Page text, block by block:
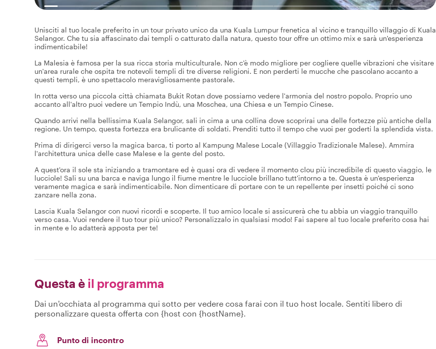
Unisciti al tuo locale preferito in un tour privato unico da una Kuala Lumpur frenetica al vicino e tranquillo villaggio di Kuala
Selangor. Che tu sia affascinato dai templi o catturato dalla natura, questo tour offre un ottimo mix e sarà un'esperienza
indimenticabile!
La Malesia è famosa per la sua ricca storia multiculturale. Non c'è modo migliore per cogliere quelle vibrazioni che visitare
un'area rurale che ospita tre notevoli templi di tre diverse religioni. E non perderti le mucche che pascolano accanto a
questi templi, è uno spettacolo meravigliosamente pastorale.
In rotta verso una piccola città chiamata Bukit Rotan dove possiamo vedere l'armonia del nostro popolo. Proprio uno
accanto all'altro puoi vedere un Tempio Indù, una Moschea, una Chiesa e un Tempio Cinese.
Quando arrivi nella bellissima Kuala Selangor, sali in cima a una collina dove scoprirai una delle fortezze più antiche della
regione. Un tempo, questa fortezza era brulicante di soldati. Prenditi tutto il tempo che vuoi per goderti la splendida vista.
Prima di dirigerci verso la magica barca, ti porto al Kampung Malese Locale (Villaggio Tradizionale Malese). Ammira
l'architettura unica delle case Malese e la gente del posto.
A quest'ora il sole sta iniziando a tramontare ed è quasi ora di vedere il momento clou più incredibile di questo viaggio, le
lucciole! Sali su una barca e naviga lungo il fiume mentre le lucciole brillano tutt'intorno a te. Questa è un'esperienza
veramente magica e sarà indimenticabile. Non dimenticare di portare con te un repellente per insetti poiché ci sono
zanzare nella zona.
Lascia Kuala Selangor con nuovi ricordi e scoperte. Il tuo amico locale si assicurerà che tu abbia un viaggio tranquillo
verso casa. Vuoi rendere il tuo tour più unico? Personalizzalo in qualsiasi modo! Fai sapere al tuo locale preferito cosa hai
in mente e lo adatterà apposta per te!
Questa è il programma
Dai un'occhiata al programma qui sotto per vedere cosa farai con il tuo host locale. Sentiti libero di
personalizzare questa offerta con {host con {hostName}.
Punto di incontro